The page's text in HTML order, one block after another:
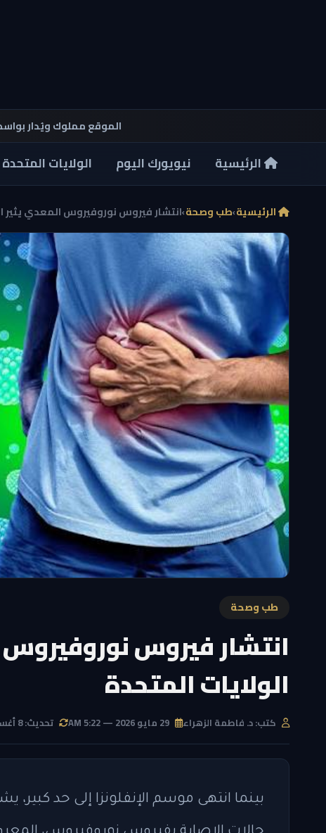
الموقع مملوك ويُدار
الرئيسية نيويورك اليوم الولايات المتحدة
الرئيسية›طب وصحة›انتشار فيروس نوروفيروس المعدي
طب وصحة
انتشار فيروس
الولايات المتحدة
كتب: د. فاطمة الزهراء تحديث: 8 أغسطس 2026 — 12:40 AM
بينما انتهى موسم الإنفلونزا إلى حد كبير،